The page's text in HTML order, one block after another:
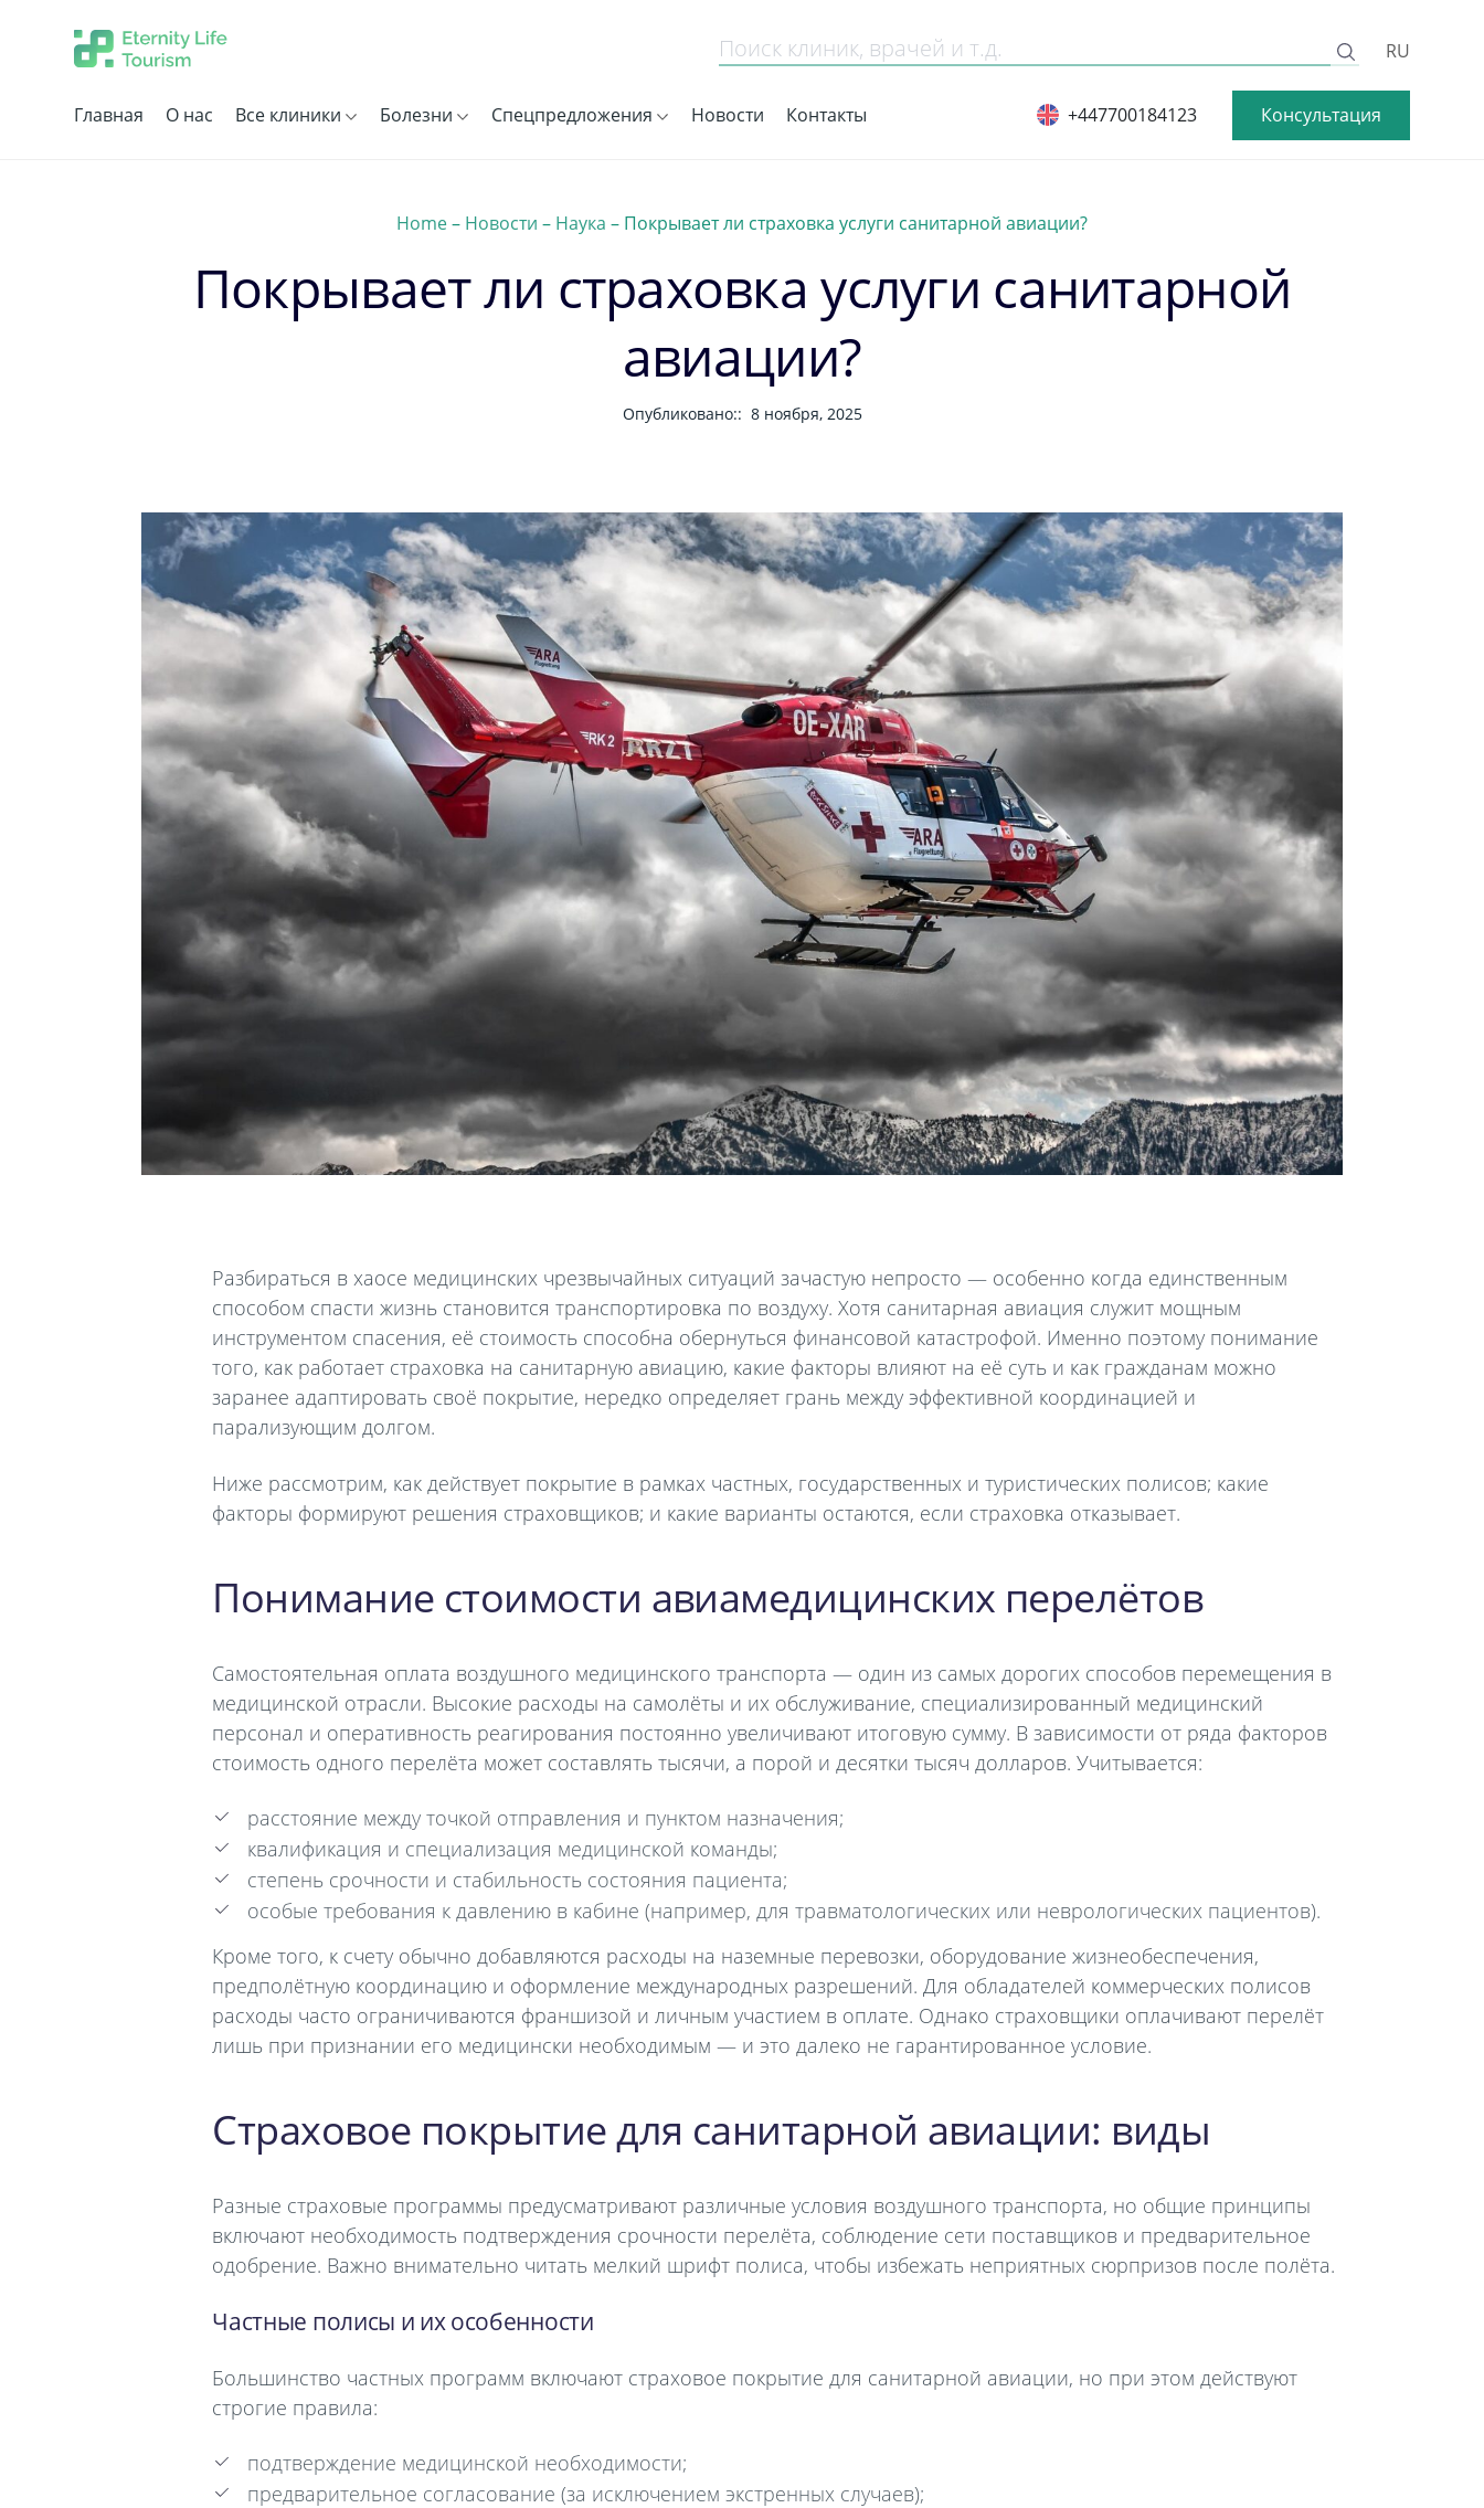
RU
Главная О нас Все клиники Болезни Спецпредложения Новости Контакты +447700184123 Консультация
Home– Новости – Наука – Покрывает ли страховка услуги санитарной авиации?
Покрывает ли страховка услуги санитарной
авиации?
Опубликовано:: 8 ноября, 2025
Разбираться в хаосе медицинских чрезвычайных ситуаций зачастую непросто — особенно когда единственным
способом спасти жизнь становится транспортировка по воздуху. Хотя санитарная авиация служит мощным
инструментом спасения, её стоимость способна обернуться финансовой катастрофой. Именно поэтому понимание
того, как работает страховка на санитарную авиацию, какие факторы влияют на её суть и как гражданам можно
заранее адаптировать своё покрытие, нередко определяет грань между эффективной координацией и
парализующим долгом.
Ниже рассмотрим, как действует покрытие в рамках частных, государственных и туристических полисов; какие
факторы формируют решения страховщиков; и какие варианты остаются, если страховка отказывает.
Понимание стоимости авиамедицинских перелётов
Самостоятельная оплата воздушного медицинского транспорта — один из самых дорогих способов перемещения в
медицинской отрасли. Высокие расходы на самолёты и их обслуживание, специализированный медицинский
персонал и оперативность реагирования постоянно увеличивают итоговую сумму. В зависимости от ряда факторов
стоимость одного перелёта может составлять тысячи, а порой и десятки тысяч долларов. Учитывается:
расстояние между точкой отправления и пунктом назначения;
квалификация и специализация медицинской команды;
степень срочности и стабильность состояния пациента;
особые требования к давлению в кабине (например, для травматологических или неврологических пациентов).
Кроме того, к счету обычно добавляются расходы на наземные перевозки, оборудование жизнеобеспечения,
предполётную координацию и оформление международных разрешений. Для обладателей коммерческих полисов
расходы часто ограничиваются франшизой и личным участием в оплате. Однако страховщики оплачивают перелёт
лишь при признании его медицински необходимым — и это далеко не гарантированное условие.
Cтраховое покрытие для санитарной авиации: виды
Разные страховые программы предусматривают различные условия воздушного транспорта, но общие принципы
включают необходимость подтверждения срочности перелёта, соблюдение сети поставщиков и предварительное
одобрение. Важно внимательно читать мелкий шрифт полиса, чтобы избежать неприятных сюрпризов после полёта.
Частные полисы и их особенности
Большинство частных программ включают страховое покрытие для санитарной авиации, но при этом действуют
строгие правила:
подтверждение медицинской необходимости;
предварительное согласование (за исключением экстренных случаев);